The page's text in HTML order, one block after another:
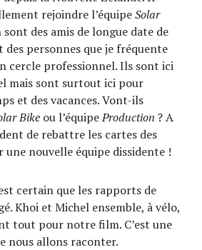
rejoindre l’équipeSolar
sont des amis de longue date de
des personnes que je fréquente
cercle professionnel. Ils sont ici
mais sont surtout ici pour
et des vacances. Vont-ils
Bike ou l’équipeProduction ? A
de rebattre les cartes des
une nouvelle équipe dissidente !
certain que les rapports de
Khoi et Michel ensemble, à vélo,
tout pour notre film. C’est une
nous allons raconter.